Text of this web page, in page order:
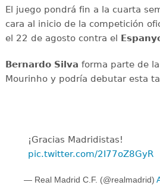
El juego pondrá fin a la cuarta
cara al inicio de la competición
el 22 de agosto contra el
Bernardo Silva forma parte de
Mourinho y podría debutar esta
¡Gracias Madridistas!
pic.twitter.com/2I77oZ8GyR
— Real Madrid C.F. (@realmadrid)